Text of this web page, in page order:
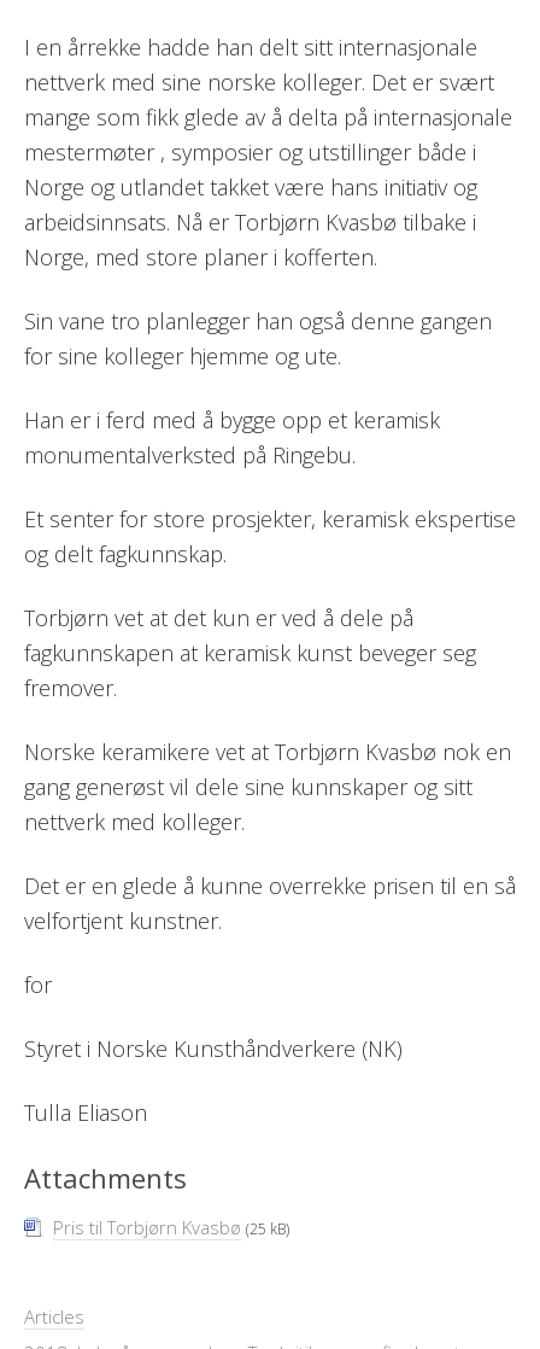
I en årrekke hadde han delt sitt internasjonale
nettverk med sine norske kolleger. Det er svært
mange som fikk glede av å delta på internasjonale
mestermøter , symposier og utstillinger både i
Norge og utlandet takket være hans initiativ og
arbeidsinnsats. Nå er Torbjørn Kvasbø tilbake i
Norge, med store planer i kofferten.
Sin vane tro planlegger han også denne gangen
for sine kolleger hjemme og ute.
Han er i ferd med å bygge opp et keramisk
monumentalverksted på Ringebu.
Et senter for store prosjekter, keramisk ekspertise
og delt fagkunnskap.
Torbjørn vet at det kun er ved å dele på
fagkunnskapen at keramisk kunst beveger seg
fremover.
Norske keramikere vet at Torbjørn Kvasbø nok en
gang generøst vil dele sine kunnskaper og sitt
nettverk med kolleger.
Det er en glede å kunne overrekke prisen til en så
velfortjent kunstner.
for
Styret i Norske Kunsthåndverkere (NK)
Tulla Eliason
Attachments
Pris til Torbjørn Kvasbø (25 kB)
Articles